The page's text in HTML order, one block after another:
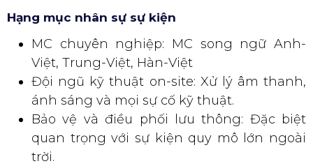
Hạng mục nhân sự sự kiện
MC chuyên nghiệp: MC song ngữ Anh-
Việt, Trung-Việt, Hàn-Việt
Đội ngũ kỹ thuật on-site: Xử lý âm thanh,
ánh sáng và mọi sự cố kỹ thuật.
Bảo vệ và điều phối lưu thông: Đặc biệt
quan trọng với sự kiện quy mô lớn ngoài
trời.